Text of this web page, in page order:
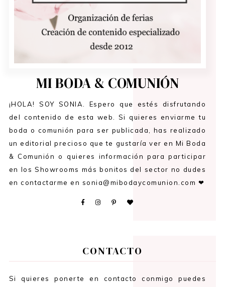
MI BODA & COMUNIÓN
¡HOLA! SOY SONIA. Espero que estés disfrutando
del contenido de esta web. Si quieres enviarme tu
boda o comunión para ser publicada, has realizado
un editorial precioso que te gustaría ver en Mi Boda
& Comunión o quieres información para participar
en los Showrooms más bonitos del sector no dudes
en contactarme en sonia@mibodaycomunion.com ❤
CONTACTO
Si quieres ponerte en contacto conmigo puedes